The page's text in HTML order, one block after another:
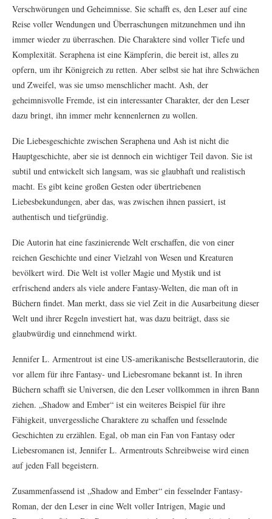
Verschwörungen und Geheimnisse. Sie schafft es, den Leser auf eine
Reise voller Wendungen und Überraschungen mitzunehmen und ihn
immer wieder zu überraschen. Die Charaktere sind voller Tiefe und
Komplexität. Seraphena ist eine Kämpferin, die bereit ist, alles zu
opfern, um ihr Königreich zu retten. Aber selbst sie hat ihre Schwächen
und Zweifel, was sie umso menschlicher macht. Ash, der
geheimnisvolle Fremde, ist ein interessanter Charakter, der den Leser
dazu bringt, ihn immer mehr kennenlernen zu wollen.
Die Liebesgeschichte zwischen Seraphena und Ash ist nicht die
Hauptgeschichte, aber sie ist dennoch ein wichtiger Teil davon. Sie ist
subtil und entwickelt sich langsam, was sie glaubhaft und realistisch
macht. Es gibt keine großen Gesten oder übertriebenen
Liebesbekundungen, aber das, was zwischen ihnen passiert, ist
authentisch und tiefgründig.
Die Autorin hat eine faszinierende Welt erschaffen, die von einer
reichen Geschichte und einer Vielzahl von Wesen und Kreaturen
bevölkert wird. Die Welt ist voller Magie und Mystik und ist
erfrischend anders als viele andere Fantasy-Welten, die man oft in
Büchern findet. Man merkt, dass sie viel Zeit in die Ausarbeitung dieser
Welt und ihrer Regeln investiert hat, was dazu beiträgt, dass sie
glaubwürdig und einnehmend wirkt.
Jennifer L. Armentrout ist eine US-amerikanische Bestsellerautorin, die
vor allem für ihre Fantasy- und Liebesromane bekannt ist. In ihren
Büchern schafft sie Universen, die den Leser vollkommen in ihren Bann
ziehen. „Shadow and Ember“ ist ein weiteres Beispiel für ihre
Fähigkeit, unvergessliche Charaktere zu schaffen und fesselnde
Geschichten zu erzählen. Egal, ob man ein Fan von Fantasy oder
Liebesromanen ist, Jennifer L. Armentrouts Schreibweise wird einen
auf jeden Fall begeistern.
Zusammenfassend ist „Shadow and Ember“ ein fesselnder Fantasy-
Roman, der den Leser in eine Welt voller Intrigen, Magie und